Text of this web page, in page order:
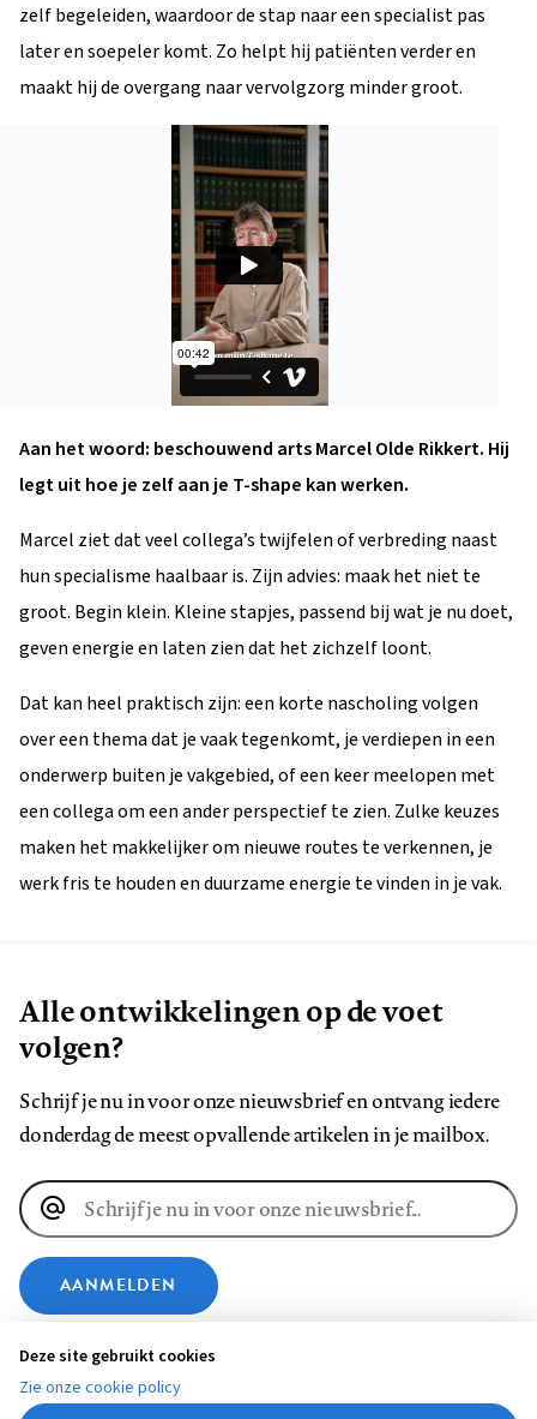
zelf begeleiden, waardoor de stap naar een specialist pas
later en soepeler komt. Zo helpt hij patiënten verder en
maakt hij de overgang naar vervolgzorg minder groot.
Aan het woord: beschouwend arts Marcel Olde Rikkert. Hij
legt uit hoe je zelf aan je T-shape kan werken.
Marcel ziet dat veel collega’s twijfelen of verbreding naast
hun specialisme haalbaar is. Zijn advies: maak het niet te
groot. Begin klein. Kleine stapjes, passend bij wat je nu doet,
geven energie en laten zien dat het zichzelf loont.
Dat kan heel praktisch zijn: een korte nascholing volgen
over een thema dat je vaak tegenkomt, je verdiepen in een
onderwerp buiten je vakgebied, of een keer meelopen met
een collega om een ander perspectief te zien. Zulke keuzes
maken het makkelijker om nieuwe routes te verkennen, je
werk fris te houden en duurzame energie te vinden in je vak.
Alle ontwikkelingen op de voet
volgen?
Schrijf je nu in voor onze nieuwsbrief en ontvang iedere
donderdag de meest opvallende artikelen in je mailbox.
E-
mailadres
AANMELDEN
VOLG ONS OP
Deze site gebruikt cookies
Zie onze cookie policy